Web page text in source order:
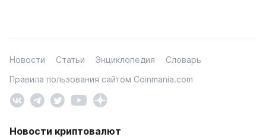
Новости Статьи Энциклопедия
Словарь
Правила пользования сайтом Coinmania.com
Новости криптовалют